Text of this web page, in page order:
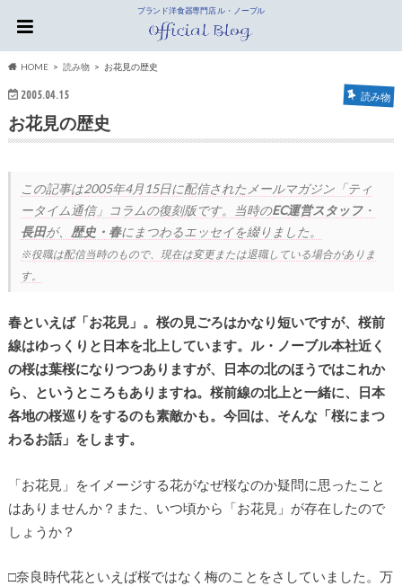
ブランド洋食器専門店 ル・ノーブル
HOME 読み物 お花見の歴史
2005.04.15 読み物
お花見の歴史
この記事は2005年4月15日に配信されたメールマガジン「ティ
ータイム通信」コラムの復刻版です。当時のEC運営スタッフ・
長田が、 歴史・春にまつわるエッセイを綴りました。
※役職は配信当時のもので、現在は変更または退職している場合がありま
す。
春といえば「お花見」。桜の見ごろはかなり短いですが、桜前
線はゆっくりと日本を北上しています。ル・ノーブル本社近く
の桜は葉桜になりつつありますが、日本の北のほうではこれか
ら、というところもありますね。桜前線の北上と一緒に、日本
各地の桜巡りをするのも素敵かも。今回は、そんな「桜にまつ
わるお話」をします。
「お花見」をイメージする花がなぜ桜なのか疑問に思ったこと
はありませんか？また、いつ頃から「お花見」が存在したので
しょうか？
□奈良時代花といえば桜ではなく梅のことをさしていました。万